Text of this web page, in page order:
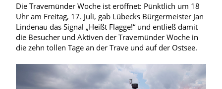
Die Travemünder Woche ist eröffnet: Pünktlich um 18
Uhr am Freitag, 17. Juli, gab Lübecks Bürgermeister Jan
Lindenau das Signal „Heißt Flagge!“ und entließ damit
die Besucher und Aktiven der Travemünder Woche in
die zehn tollen Tage an der Trave und auf der Ostsee.